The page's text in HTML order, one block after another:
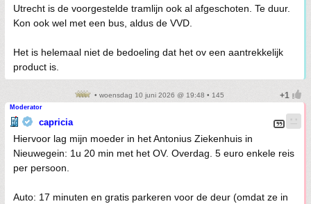
Utrecht is de voorgestelde tramlijn ook al afgeschoten. Te duur.
Kon ook wel met een bus, aldus de VVD.
Het is helemaal niet de bedoeling dat het ov een aantrekkelijk
product is.
• woensdag 10 juni 2026 @ 19:48 • 145
Moderator
capricia
Hiervoor lag mijn moeder in het Antonius Ziekenhuis in
Nieuwegein: 1u 20 min met het OV. Overdag. 5 euro enkele reis
per persoon.
Auto: 17 minuten en gratis parkeren voor de deur (omdat ze in